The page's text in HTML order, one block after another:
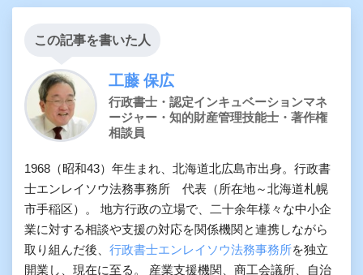
この記事を書いた人
工藤 保広
行政書士・認定インキュベーションマネ
ージャー・知的財産管理技能士・著作権
相談員
1968（昭和43）年生まれ、北海道北広島市出身。行政書
士エンレイソウ法務事務所 代表（所在地～北海道札幌
市手稲区）。 地方行政の立場で、二十余年様々な中小企
業に対する相談や支援の対応を関係機関と連携しながら
取り組んだ後、 行政書士エンレイソウ法務事務所を独立
開業し、現在に至る。 産業支援機関、商工会議所、自治